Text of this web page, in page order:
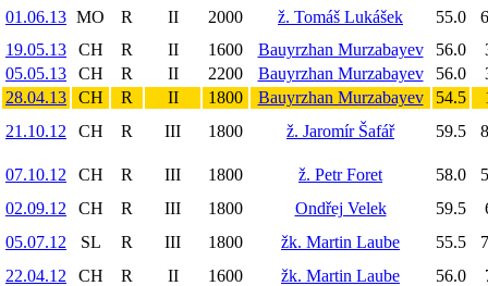
01.06.13 MO R II 2000 ž. Tomáš Lukášek 55.0
19.05.13
CH R II 1600 Bauyrzhan Murzabayev 56.0
05.05.13
CH R II 2200 Bauyrzhan Murzabayev 56.0
28.04.13
CH R II 1800 Bauyrzhan Murzabayev 54.5
21.10.12
CH R III 1800 ž. Jaromír Šafář 59.5
07.10.12 CH R III 1800 ž. Petr Foret 58.0
02.09.12
CH R III 1800 Ondřej Velek 59.5
05.07.12
SL R III 1800 žk. Martin Laube 55.5
22.04.12
CH R II 1600 žk. Martin Laube 56.0